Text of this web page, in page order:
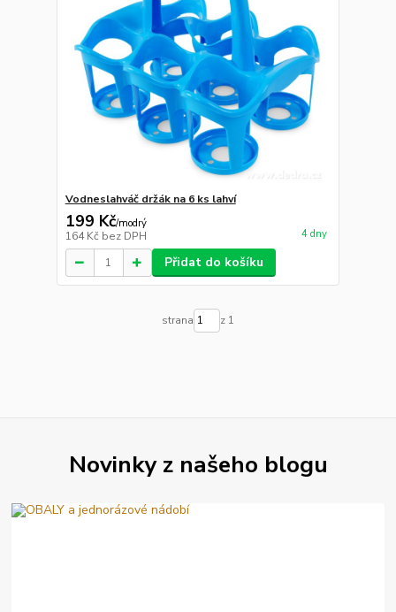
Vodneslahváč držák na 6 ks lahví
199 Kč/modrý
164 Kč bez DPH 4 dny
Přidat do košíku
strana z 1
Novinky z našeho blogu